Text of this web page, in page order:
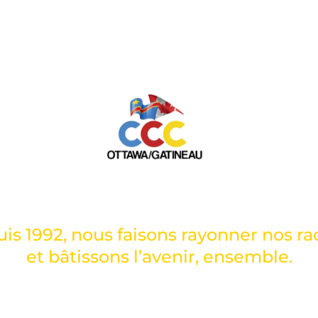
1992, nous faisons rayonner nos
et bâtissons l’avenir, ensemble.